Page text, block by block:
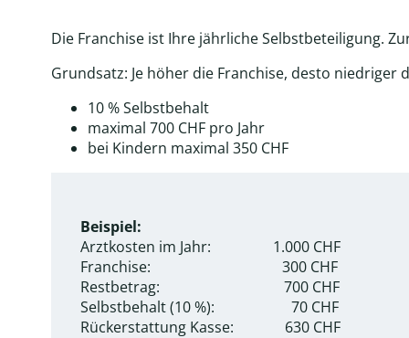
Die Franchise ist Ihre jährliche Selbstbeteiligung.
Grundsatz: Je höher die Franchise, desto niedriger
10 % Selbstbehalt
maximal 700 CHF pro Jahr
bei Kindern maximal 350 CHF
Beispiel:
Arztkosten im Jahr: 1.000 CHF
Franchise: 300 CHF
Restbetrag: 700 CHF
Selbstbehalt (10 %): 70 CHF
Rückerstattung Kasse: 630 CHF